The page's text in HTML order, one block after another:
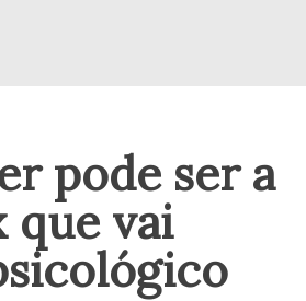
pode ser a
que vai